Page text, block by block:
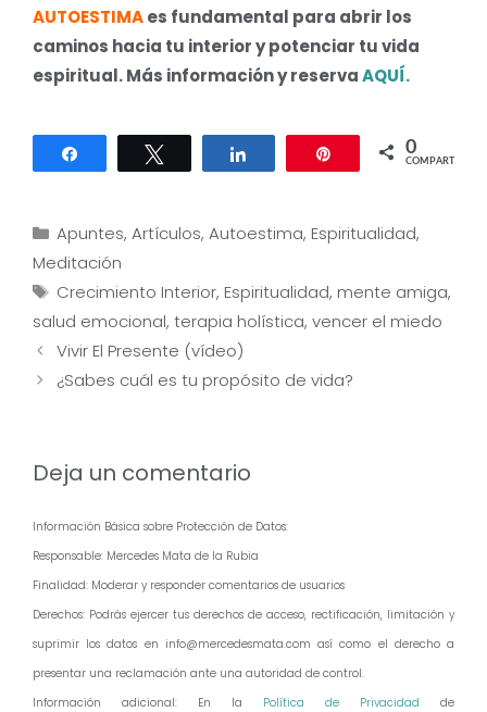
AUTOESTIMAes fundamental para abrir los
caminos hacia tu interior y potenciar tu vida
espiritual. Más información y reservaAQUÍ.
Compartir Twittear Compartir 0
COMPARTIR
Categorías
Apuntes, Artículos, Autoestima, Espiritualidad,
Meditación
Etiquetas
Crecimiento Interior, Espiritualidad, mente amiga,
salud emocional, terapia holística, vencer el miedo
Navegación
de
entradas
Vivir El Presente (vídeo)
¿Sabes cuál es tu propósito de vida?
Deja un comentario
Información Básica sobre Protección de Datos:
Responsable: Mercedes Mata de la Rubia
Finalidad: Moderar y responder comentarios de usuarios
Derechos: Podrás ejercer tus derechos de acceso, rectificación, limitación y
suprimir los datos en info@mercedesmata.com así como el derecho a
presentar una reclamación ante una autoridad de control.
Información adicional: En la Política de Privacidad de